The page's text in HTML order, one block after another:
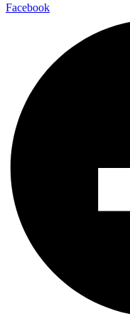
Facebook